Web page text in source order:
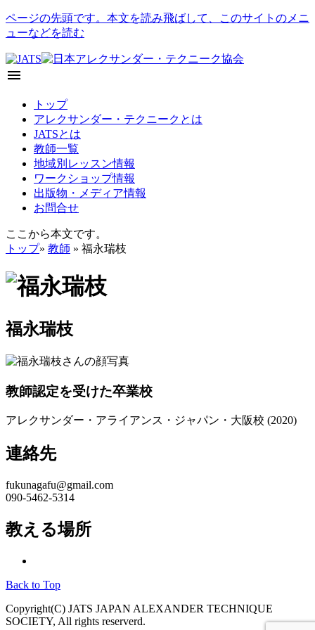
ページの先頭です。本文を読み飛ばして、このサイトのメニ
ューなどを読む
menu
トップ
アレクサンダー・テクニークとは
JATSとは
教師一覧
地域別レッスン情報
ワークショップ情報
出版物・メディア情報
お問合せ
ここから本文です。
トップ» 教師 » 福永瑞枝
福永瑞枝
教師認定を受けた卒業校
アレクサンダー・アライアンス・ジャパン・大阪校 (2020)
連絡先
fukunagafu@gmail.com
090-5462-5314
教える場所
Back to Top
Copyright(C) JATS JAPAN ALEXANDER TECHNIQUE
SOCIETY, All rights reserverd.